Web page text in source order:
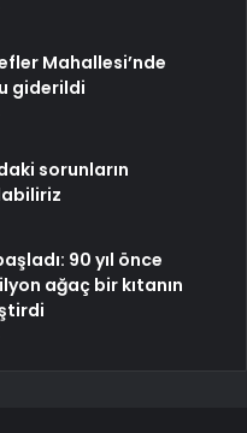
Mahallesi’nde
giderildi
sorunların
90 yıl önce
ağaç bir kıtanın